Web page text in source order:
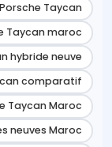
Taycan
Taycan maroc
hybride neuve
comparatif
Taycan Maroc
neuves Maroc